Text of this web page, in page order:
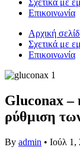
Σχετικά με
Επικοινωνία
Αρχική
Σχετικά με
Επικοινωνία
Gluconax –
ρύθμιση
By admin • Ιούλ 1,